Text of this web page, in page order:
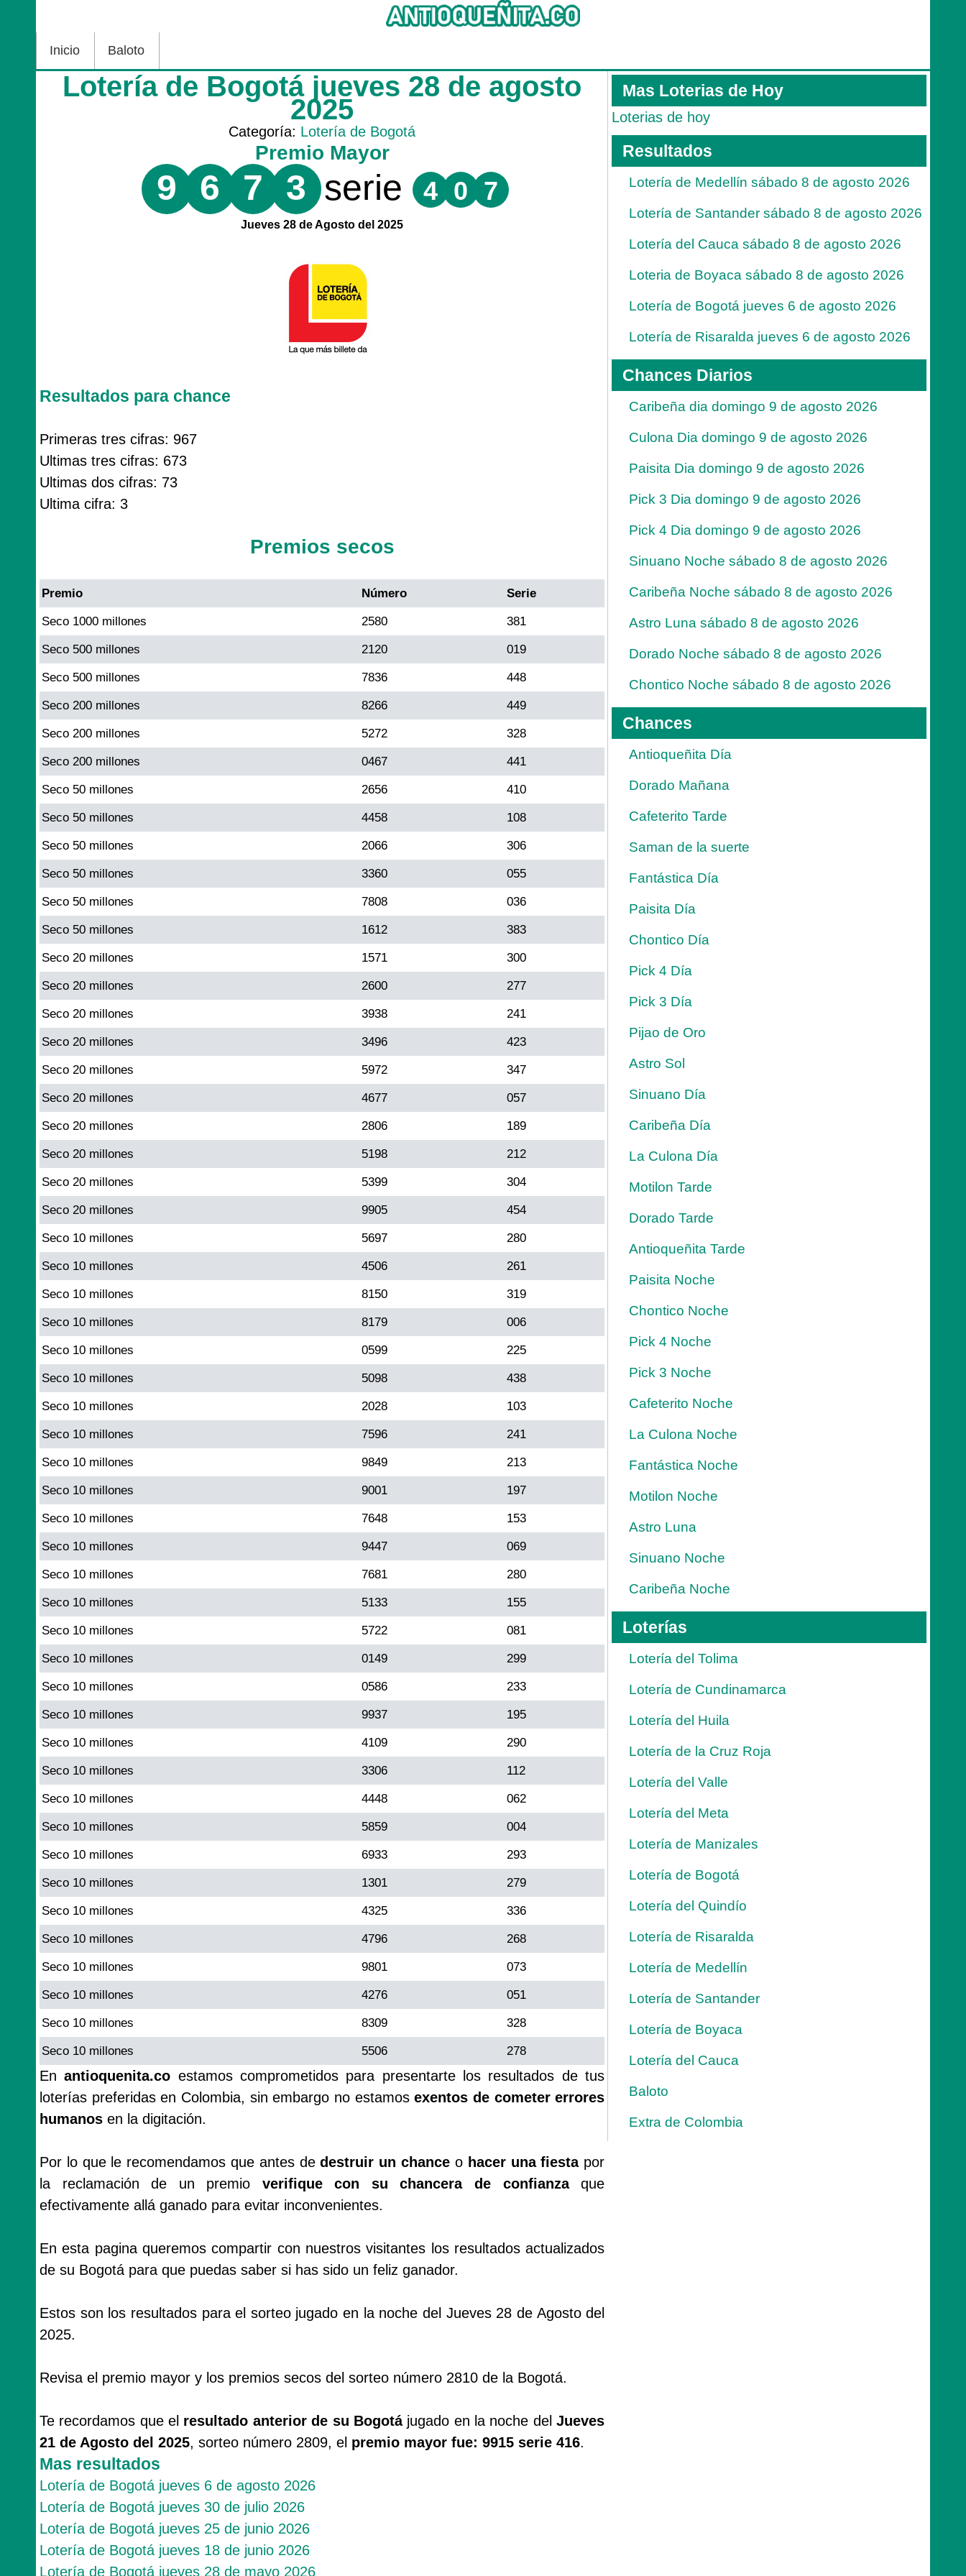
Inicio Baloto
Lotería de Bogotá jueves 28 de agosto
2025
Categoría: Lotería de Bogotá
Premio Mayor
9 6 7 3 serie 4 0 7
Jueves 28 de Agosto del 2025
Resultados para chance
Primeras tres cifras: 967
Ultimas tres cifras: 673
Ultimas dos cifras: 73
Ultima cifra: 3
Premios secos
Premio Número Serie
Seco 1000 millones 2580 381
Seco 500 millones 2120 019
Seco 500 millones 7836 448
Seco 200 millones 8266 449
Seco 200 millones 5272 328
Seco 200 millones 0467 441
Seco 50 millones 2656 410
Seco 50 millones 4458 108
Seco 50 millones 2066 306
Seco 50 millones 3360 055
Seco 50 millones 7808 036
Seco 50 millones 1612 383
Seco 20 millones 1571 300
Seco 20 millones 2600 277
Seco 20 millones 3938 241
Seco 20 millones 3496 423
Seco 20 millones 5972 347
Seco 20 millones 4677 057
Seco 20 millones 2806 189
Seco 20 millones 5198 212
Seco 20 millones 5399 304
Seco 20 millones 9905 454
Seco 10 millones 5697 280
Seco 10 millones 4506 261
Seco 10 millones 8150 319
Seco 10 millones 8179 006
Seco 10 millones 0599 225
Seco 10 millones 5098 438
Seco 10 millones 2028 103
Seco 10 millones 7596 241
Seco 10 millones 9849 213
Seco 10 millones 9001 197
Seco 10 millones 7648 153
Seco 10 millones 9447 069
Seco 10 millones 7681 280
Seco 10 millones 5133 155
Seco 10 millones 5722 081
Seco 10 millones 0149 299
Seco 10 millones 0586 233
Seco 10 millones 9937 195
Seco 10 millones 4109 290
Seco 10 millones 3306 112
Seco 10 millones 4448 062
Seco 10 millones 5859 004
Seco 10 millones 6933 293
Seco 10 millones 1301 279
Seco 10 millones 4325 336
Seco 10 millones 4796 268
Seco 10 millones 9801 073
Seco 10 millones 4276 051
Seco 10 millones 8309 328
Seco 10 millones 5506 278
Enantioquenita.co estamos comprometidos para presentarte los resultados de tus
loterías preferidas en Colombia, sin embargo no estamosexentos de cometer errores
humanos en la digitación.
Por lo que le recomendamos que antes dedestruir un chance o hacer una fiestapor
la reclamación de un premio verifique con su chancera de confianzaque
efectivamente allá ganado para evitar inconvenientes.
En esta pagina queremos compartir con nuestros visitantes los resultados actualizados
de su Bogotá para que puedas saber si has sido un feliz ganador.
Estos son los resultados para el sorteo jugado en la noche del Jueves 28 de Agosto del
2025.
Revisa el premio mayor y los premios secos del sorteo número 2810 de la Bogotá.
Te recordamos que el resultado anterior de su Bogotájugado en la noche delJueves
21 de Agosto del 2025, sorteo número 2809, el premio mayor fue: 9915 serie 416.
Mas resultados
Lotería de Bogotá jueves 6 de agosto 2026
Lotería de Bogotá jueves 30 de julio 2026
Lotería de Bogotá jueves 25 de junio 2026
Lotería de Bogotá jueves 18 de junio 2026
Lotería de Bogotá jueves 28 de mayo 2026
Mas Loterias de Hoy
Loterias de hoy
Resultados
Lotería de Medellín sábado 8 de agosto 2026
Lotería de Santander sábado 8 de agosto 2026
Lotería del Cauca sábado 8 de agosto 2026
Loteria de Boyaca sábado 8 de agosto 2026
Lotería de Bogotá jueves 6 de agosto 2026
Lotería de Risaralda jueves 6 de agosto 2026
Chances Diarios
Caribeña dia domingo 9 de agosto 2026
Culona Dia domingo 9 de agosto 2026
Paisita Dia domingo 9 de agosto 2026
Pick 3 Dia domingo 9 de agosto 2026
Pick 4 Dia domingo 9 de agosto 2026
Sinuano Noche sábado 8 de agosto 2026
Caribeña Noche sábado 8 de agosto 2026
Astro Luna sábado 8 de agosto 2026
Dorado Noche sábado 8 de agosto 2026
Chontico Noche sábado 8 de agosto 2026
Chances
Antioqueñita Día
Dorado Mañana
Cafeterito Tarde
Saman de la suerte
Fantástica Día
Paisita Día
Chontico Día
Pick 4 Día
Pick 3 Día
Pijao de Oro
Astro Sol
Sinuano Día
Caribeña Día
La Culona Día
Motilon Tarde
Dorado Tarde
Antioqueñita Tarde
Paisita Noche
Chontico Noche
Pick 4 Noche
Pick 3 Noche
Cafeterito Noche
La Culona Noche
Fantástica Noche
Motilon Noche
Astro Luna
Sinuano Noche
Caribeña Noche
Loterías
Lotería del Tolima
Lotería de Cundinamarca
Lotería del Huila
Lotería de la Cruz Roja
Lotería del Valle
Lotería del Meta
Lotería de Manizales
Lotería de Bogotá
Lotería del Quindío
Lotería de Risaralda
Lotería de Medellín
Lotería de Santander
Lotería de Boyaca
Lotería del Cauca
Baloto
Extra de Colombia